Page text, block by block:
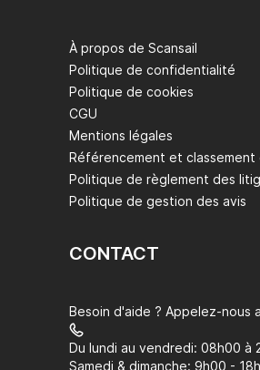
À propos de Scansail
Politique de confidentialité
Politique de cookies
CGU
Mentions légales
Référencement et classement
Politique de règlement des
Politique de gestion des avis
CONTACT
Besoin d'aide ? Appelez-nous
Du lundi au vendredi: 08h00 à
Samedi & dimanche: 9h00 -